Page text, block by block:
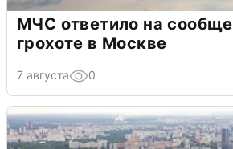
МЧС ответило на
грохоте в Москве
7 августа 0